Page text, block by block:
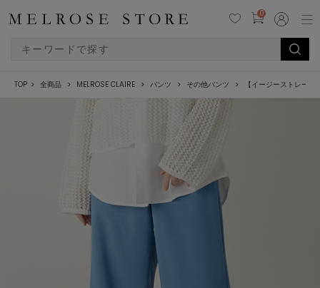
0
TOP 全商品 MELROSE CLAIRE パンツ その他パンツ 【イージーストレート